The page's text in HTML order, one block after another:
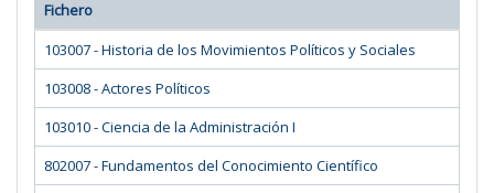
Fichero
103007 - Historia de los Movimientos Políticos y Sociales
103008 - Actores Políticos
103010 - Ciencia de la Administración I
802007 - Fundamentos del Conocimiento Científico